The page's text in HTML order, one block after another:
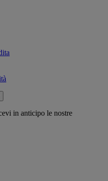
in anticipo le nostre